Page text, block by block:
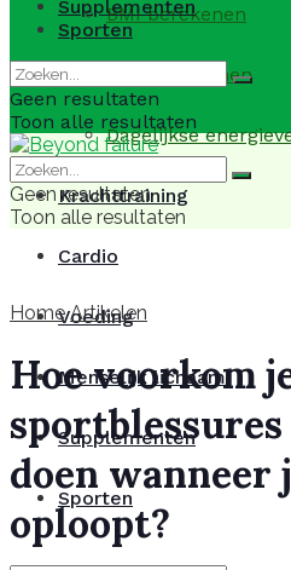
BMI berekenen
BMR berekenen
Dagelijkse
Krachttraining
Cardio
Voeding
Menselijk lichaam
Supplementen
Sporten
Supplementen
Sporten
Geen resultaten
Toon alle resultaten
Geen resultaten
Toon alle resultaten
Home Artikelen
Hoe voorkom
doen wanneer
oploopt?